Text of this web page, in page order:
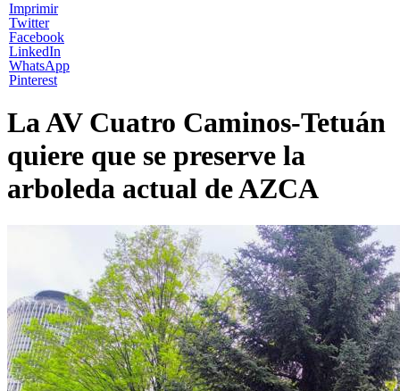
Imprimir
Twitter
Facebook
LinkedIn
WhatsApp
Pinterest
La AV Cuatro Caminos-Tetuán
quiere que se preserve la
arboleda actual de AZCA